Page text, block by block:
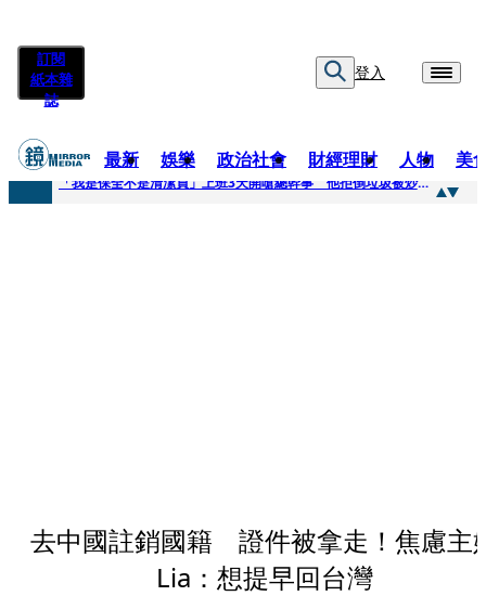
訂閱
紙本雜
誌
登入
最新 娛樂 政治社會 財經理財 人物 美
快訊
「我是保全不是清潔員」上班3天開嗆總幹事 他拒倒垃圾被炒！怒提告...法官這原因判敗訴
去中國註銷國籍 證件被拿走！焦慮主
Lia：想提早回台灣